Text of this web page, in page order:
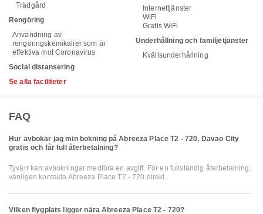
Trädgård
Rengöring
Användning av
rengöringskemikalier som är
effektiva mot Coronavirus
Social distansering
Internettjänster
WiFi
Gratis WiFi
Underhållning och familjetjänster
Kvällsunderhållning
Se alla faciliteter
FAQ
Hur avbokar jag min bokning på Abreeza Place T2 - 720, Davao City
gratis och får full återbetalning?
Tyvärr kan avbokningar medföra en avgift. För en fullständig återbetalning,
vänligen kontakta Abreeza Place T2 - 720 direkt.
Vilken flygplats ligger nära Abreeza Place T2 - 720?